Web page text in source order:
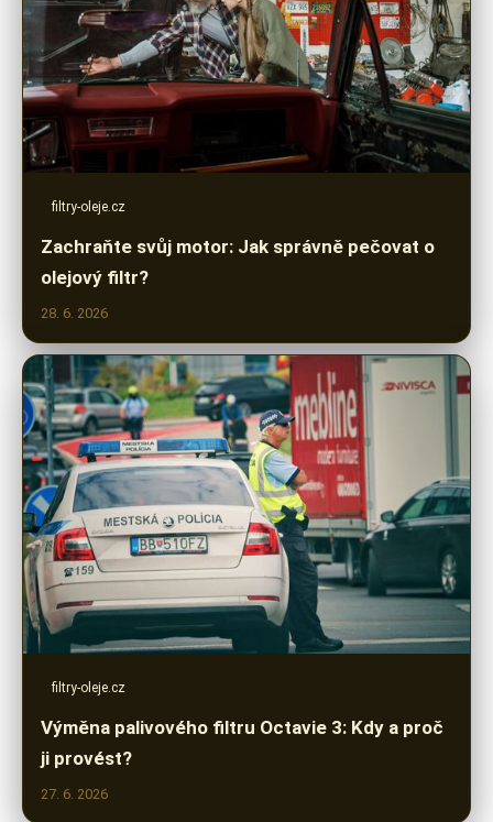
filtry-oleje.cz
Zachraňte svůj motor: Jak správně pečovat o
olejový filtr?
28. 6. 2026
filtry-oleje.cz
Výměna palivového filtru Octavie 3: Kdy a proč
ji provést?
27. 6. 2026